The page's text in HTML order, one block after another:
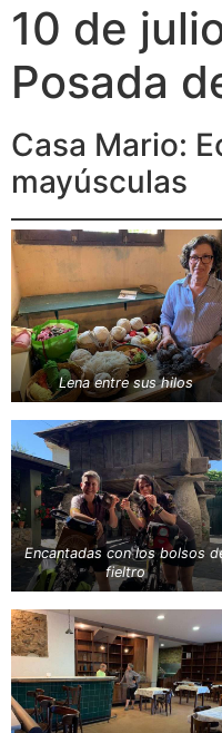
10 de
Posada
Casa Mario:
mayúsculas
Lena entre sus hilos
Encantadas con los bolsos
fieltro